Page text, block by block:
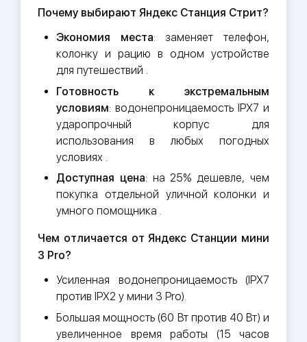
Почему выбирают Яндекс Станция Стрит?
Экономия места: заменяет телефон,
колонку и рацию в одном устройстве
для путешествий .
Готовность к экстремальным
условиям: водонепроницаемость IPX7 и
ударопрочный корпус для
использования в любых погодных
условиях .
Доступная цена: на 25% дешевле, чем
покупка отдельной уличной колонки и
умного помощника .
Чем отличается от Яндекс Станции мини
3 Pro?
Усиленная водонепроницаемость (IPX7
против IPX2 у мини 3 Pro).
Большая мощность (60 Вт против 40 Вт) и
увеличенное время работы (15 часов